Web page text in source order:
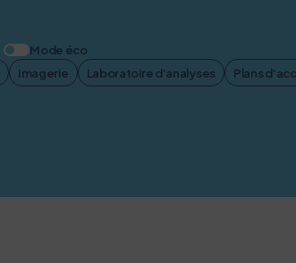
Mode éco
Imagerie Laboratoire d'analyses Plans